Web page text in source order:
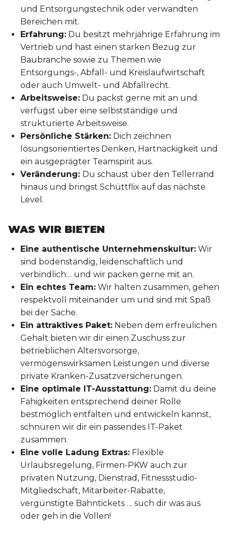
und Entsorgungstechnik oder verwandten
Bereichen mit.
Erfahrung: Du besitzt mehrjährige Erfahrung im
Vertrieb und hast einen starken Bezug zur
Baubranche sowie zu Themen wie
Entsorgungs-, Abfall- und Kreislaufwirtschaft
oder auch Umwelt- und Abfallrecht.
Arbeitsweise: Du packst gerne mit an und
verfügst über eine selbstständige und
strukturierte Arbeitsweise.
Persönliche Stärken: Dich zeichnen
lösungsorientiertes Denken, Hartnäckigkeit und
ein ausgeprägter Teamspirit aus.
Veränderung: Du schaust über den Tellerrand
hinaus und bringst Schüttflix auf das nächste
Level.
WAS WIR BIETEN
Eine authentische Unternehmenskultur: Wir
sind bodenständig, leidenschaftlich und
verbindlich… und wir packen gerne mit an.
Ein echtes Team: Wir halten zusammen, gehen
respektvoll miteinander um und sind mit Spaß
bei der Sache.
Ein attraktives Paket: Neben dem erfreulichen
Gehalt bieten wir dir einen Zuschuss zur
betrieblichen Altersvorsorge,
vermögenswirksamen Leistungen und diverse
private Kranken-Zusatzversicherungen.
Eine optimale IT-Ausstattung: Damit du deine
Fähigkeiten entsprechend deiner Rolle
bestmöglich entfalten und entwickeln kannst,
schnüren wir dir ein passendes IT-Paket
zusammen.
Eine volle Ladung Extras: Flexible
Urlaubsregelung, Firmen-PKW auch zur
privaten Nutzung, Dienstrad, Fitnessstudio-
Mitgliedschaft, Mitarbeiter-Rabatte,
vergünstigte Bahntickets … such dir was aus
oder geh in die Vollen!